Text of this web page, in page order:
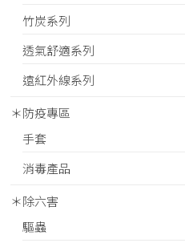
竹炭系列
透氣舒適系列
遠紅外線系列
＊防疫專區
手套
消毒產品
＊除六害
驅蟲